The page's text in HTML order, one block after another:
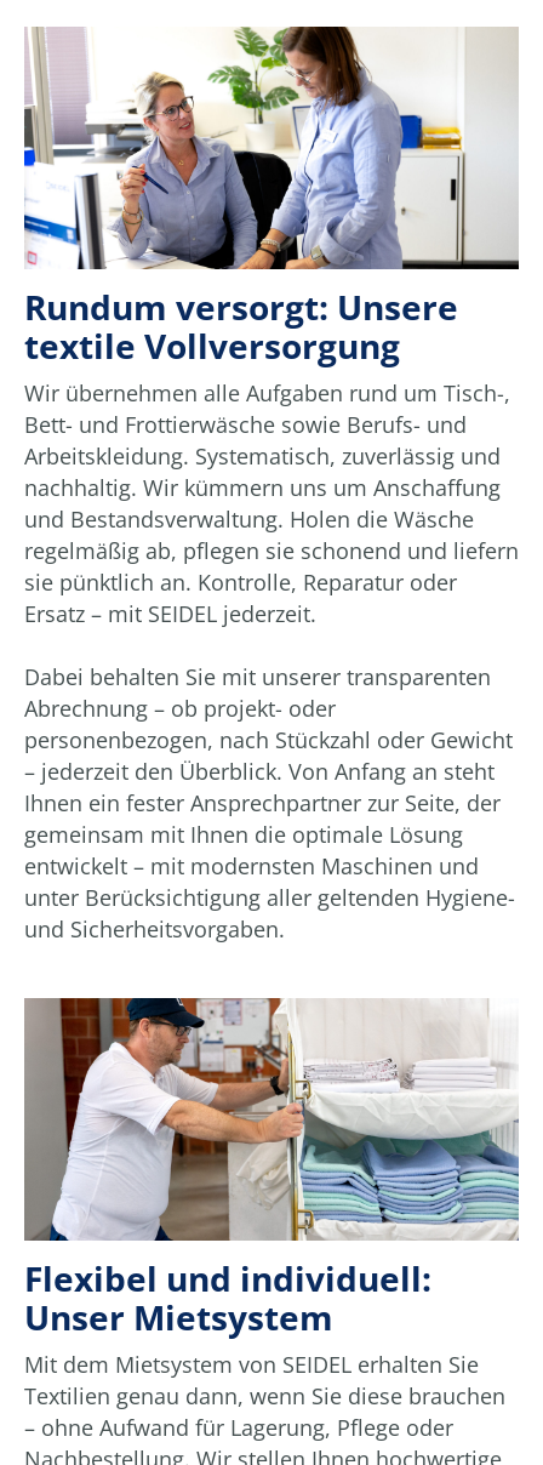
Rundum versorgt: Unsere
textile Vollversorgung
Wir übernehmen alle Aufgaben rund um Tisch-,
Bett- und Frottierwäsche sowie Berufs- und
Arbeitskleidung. Systematisch, zuverlässig und
nachhaltig. Wir kümmern uns um Anschaffung
und Bestandsverwaltung. Holen die Wäsche
regelmäßig ab, pflegen sie schonend und liefern
sie pünktlich an. Kontrolle, Reparatur oder
Ersatz – mit SEIDEL jederzeit.
Dabei behalten Sie mit unserer transparenten
Abrechnung – ob projekt- oder
personenbezogen, nach Stückzahl oder Gewicht
– jederzeit den Überblick. Von Anfang an steht
Ihnen ein fester Ansprechpartner zur Seite, der
gemeinsam mit Ihnen die optimale Lösung
entwickelt – mit modernsten Maschinen und
unter Berücksichtigung aller geltenden Hygiene-
und Sicherheitsvorgaben.
Flexibel und individuell:
Unser Mietsystem
Mit dem Mietsystem von SEIDEL erhalten Sie
Textilien genau dann, wenn Sie diese brauchen
– ohne Aufwand für Lagerung, Pflege oder
Nachbestellung. Wir stellen Ihnen hochwertige